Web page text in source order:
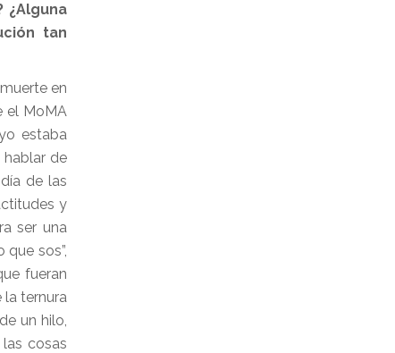
¿Alguna
tan
en
el MoMA
estaba
hablar de
de las
y
ser una
sos”,
fueran
la ternura
un hilo,
cosas